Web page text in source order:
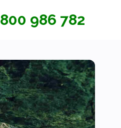
800 986 782